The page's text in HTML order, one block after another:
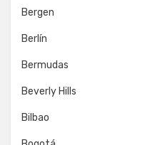
Bergen
Berlín
Bermudas
Beverly Hills
Bilbao